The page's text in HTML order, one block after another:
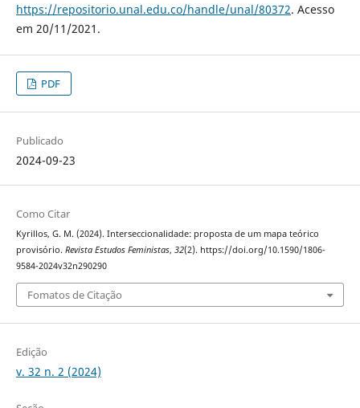
https://repositorio.unal.edu.co/handle/unal/80372. Acesso
em 20/11/2021.
PDF
Publicado
2024-09-23
Como Citar
Kyrillos, G. M. (2024). Interseccionalidade: proposta de um mapa teórico
provisório. Revista Estudos Feministas, 32(2). https://doi.org/10.1590/1806-
9584-2024v32n290290
Fomatos de Citação
Edição
v. 32 n. 2 (2024)